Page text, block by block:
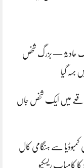
حادثہ — بزرگ شخص
بہہ گیا
میں ایک شخص جاں
کی کمبوڈیا سے ہنگامی کال